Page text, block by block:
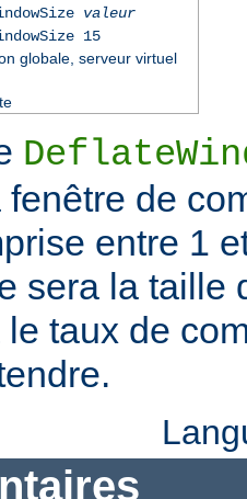
valeur
15
globale, serveur virtuel
de
entre 1
sera la taille
taux de